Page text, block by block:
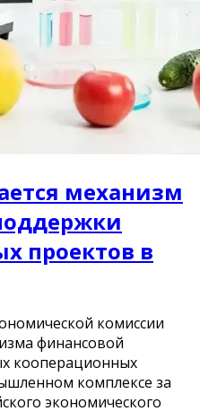
механизм
проектов в
комиссии
финансовой
кооперационных
комплексе за
экономического